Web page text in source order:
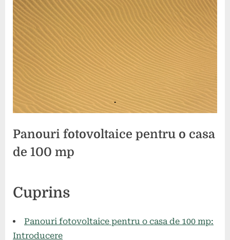
Panouri fotovoltaice pentru o casa
de 100 mp
on
mai
Cuprins
Panouri fotovoltaice pentru o casa de 100 mp:
Introducere